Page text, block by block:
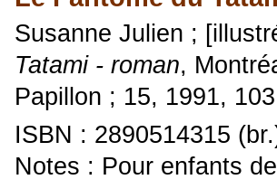
Susanne Julien ;
Tatami - roman,
Papillon ; 15, 1991,
ISBN : 2890514315
Notes : Pour enfants